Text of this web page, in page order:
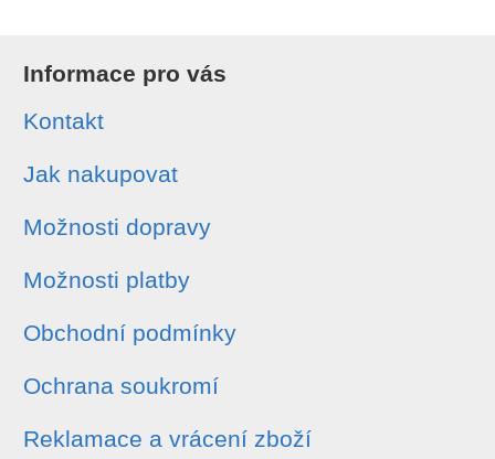
Informace pro vás
Kontakt
Jak nakupovat
Možnosti dopravy
Možnosti platby
Obchodní podmínky
Ochrana soukromí
Reklamace a vrácení zboží